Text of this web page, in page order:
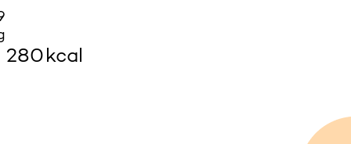
280kcal